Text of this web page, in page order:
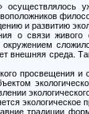
и развитию
о связи
внешняя среда.
экологическое
традиции